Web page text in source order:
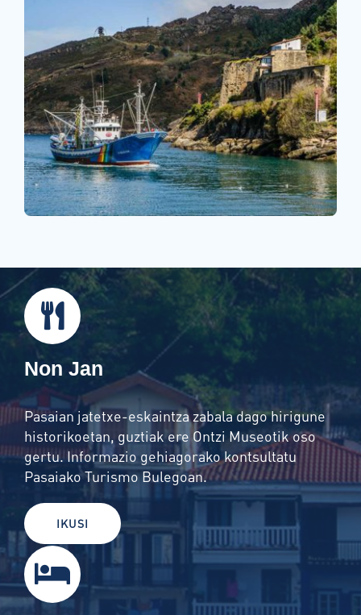
Non Jan
Pasaian jatetxe-eskaintza zabala dago hirigune
historikoetan, guztiak ere Ontzi Museotik oso
gertu. Informazio gehiagorako kontsultatu
PasaiakoTurismo Bulegoan.
IKUSI